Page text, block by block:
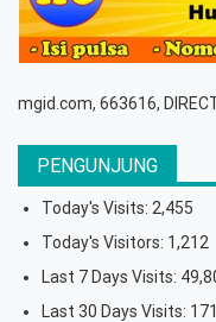
mgid.com, 663616,
PENGUNJUNG
Today's Visits: 2,455
Today's Visitors: 1,212
Last 7 Days Visits:
Last 30 Days Visits: